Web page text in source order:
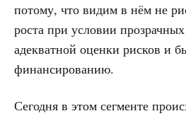
потому, что видим в нём не
роста при условии
адекватной оценки рисков и
финансированию.
Сегодня в этом сегменте